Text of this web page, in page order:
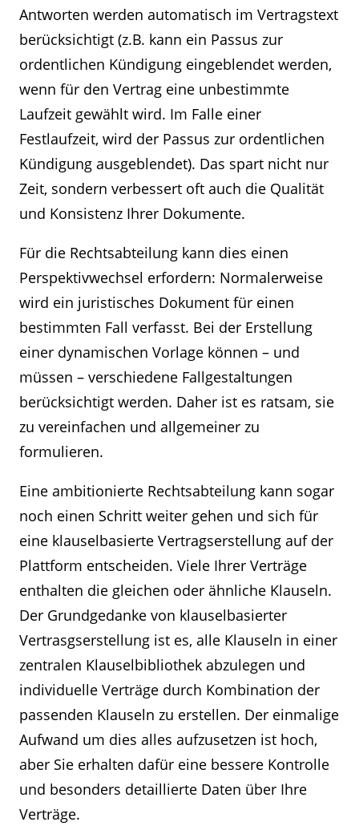
Antworten werden automatisch im Vertragstext
berücksichtigt (z.B. kann ein Passus zur
ordentlichen Kündigung eingeblendet werden,
wenn für den Vertrag eine unbestimmte
Laufzeit gewählt wird. Im Falle einer
Festlaufzeit, wird der Passus zur ordentlichen
Kündigung ausgeblendet). Das spart nicht nur
Zeit, sondern verbessert oft auch die Qualität
und Konsistenz Ihrer Dokumente.
Für die Rechtsabteilung kann dies einen
Perspektivwechsel erfordern: Normalerweise
wird ein juristisches Dokument für einen
bestimmten Fall verfasst. Bei der Erstellung
einer dynamischen Vorlage können – und
müssen – verschiedene Fallgestaltungen
berücksichtigt werden. Daher ist es ratsam, sie
zu vereinfachen und allgemeiner zu
formulieren.
Eine ambitionierte Rechtsabteilung kann sogar
noch einen Schritt weiter gehen und sich für
eine klauselbasierte Vertragserstellung auf der
Plattform entscheiden. Viele Ihrer Verträge
enthalten die gleichen oder ähnliche Klauseln.
Der Grundgedanke von klauselbasierter
Vertrasgserstellung ist es, alle Klauseln in einer
zentralen Klauselbibliothek abzulegen und
individuelle Verträge durch Kombination der
passenden Klauseln zu erstellen. Der einmalige
Aufwand um dies alles aufzusetzen ist hoch,
aber Sie erhalten dafür eine bessere Kontrolle
und besonders detaillierte Daten über Ihre
Verträge.